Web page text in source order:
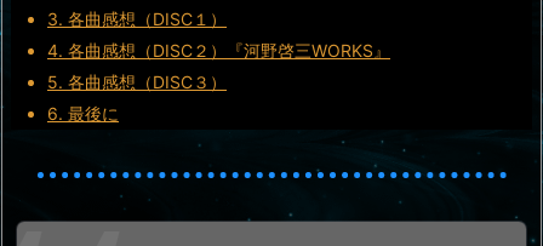
3. 各曲感想（DISC１）
4. 各曲感想（DISC２）『河野啓三WORKS』
5. 各曲感想（DISC３）
6. 最後に